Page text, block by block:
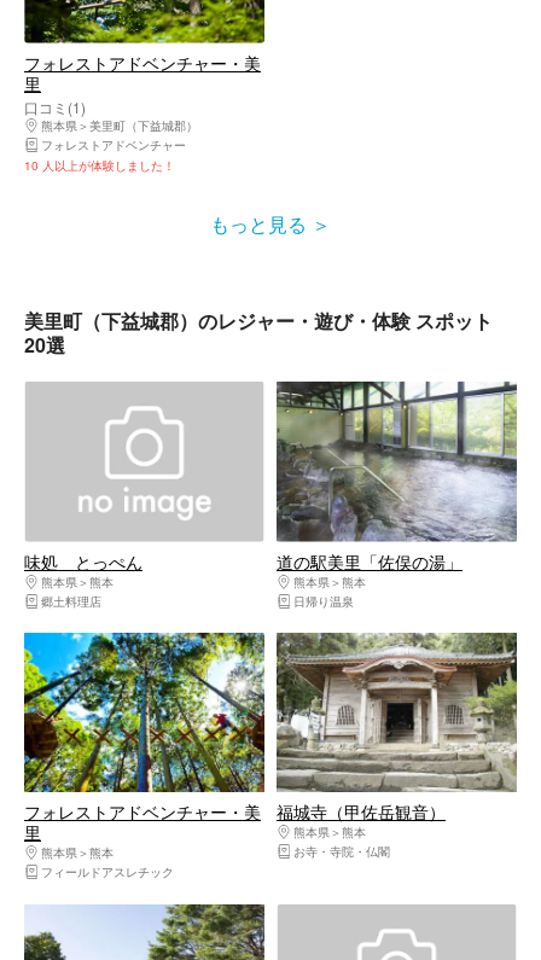
フォレストアドベンチャー・美
里
口コミ(1)
熊本県
美里町（下益城郡）
フォレストアドベンチャー
10 人以上が体験しました！
もっと見る
美里町（下益城郡）のレジャー・遊び・体験 スポット
20選
味処 とっぺん
熊本県
熊本
郷土料理店
道の駅美里「佐俣の湯」
熊本県
熊本
日帰り温泉
フォレストアドベンチャー・美
里
熊本県
熊本
フィールドアスレチック
福城寺（甲佐岳観音）
熊本県
熊本
お寺・寺院・仏閣